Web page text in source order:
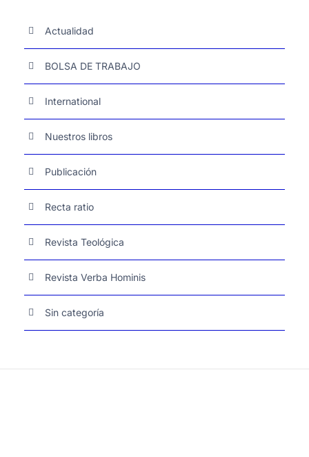
Actualidad
BOLSA DE TRABAJO
International
Nuestros libros
Publicación
Recta ratio
Revista Teológica
Revista Verba Hominis
Sin categoría